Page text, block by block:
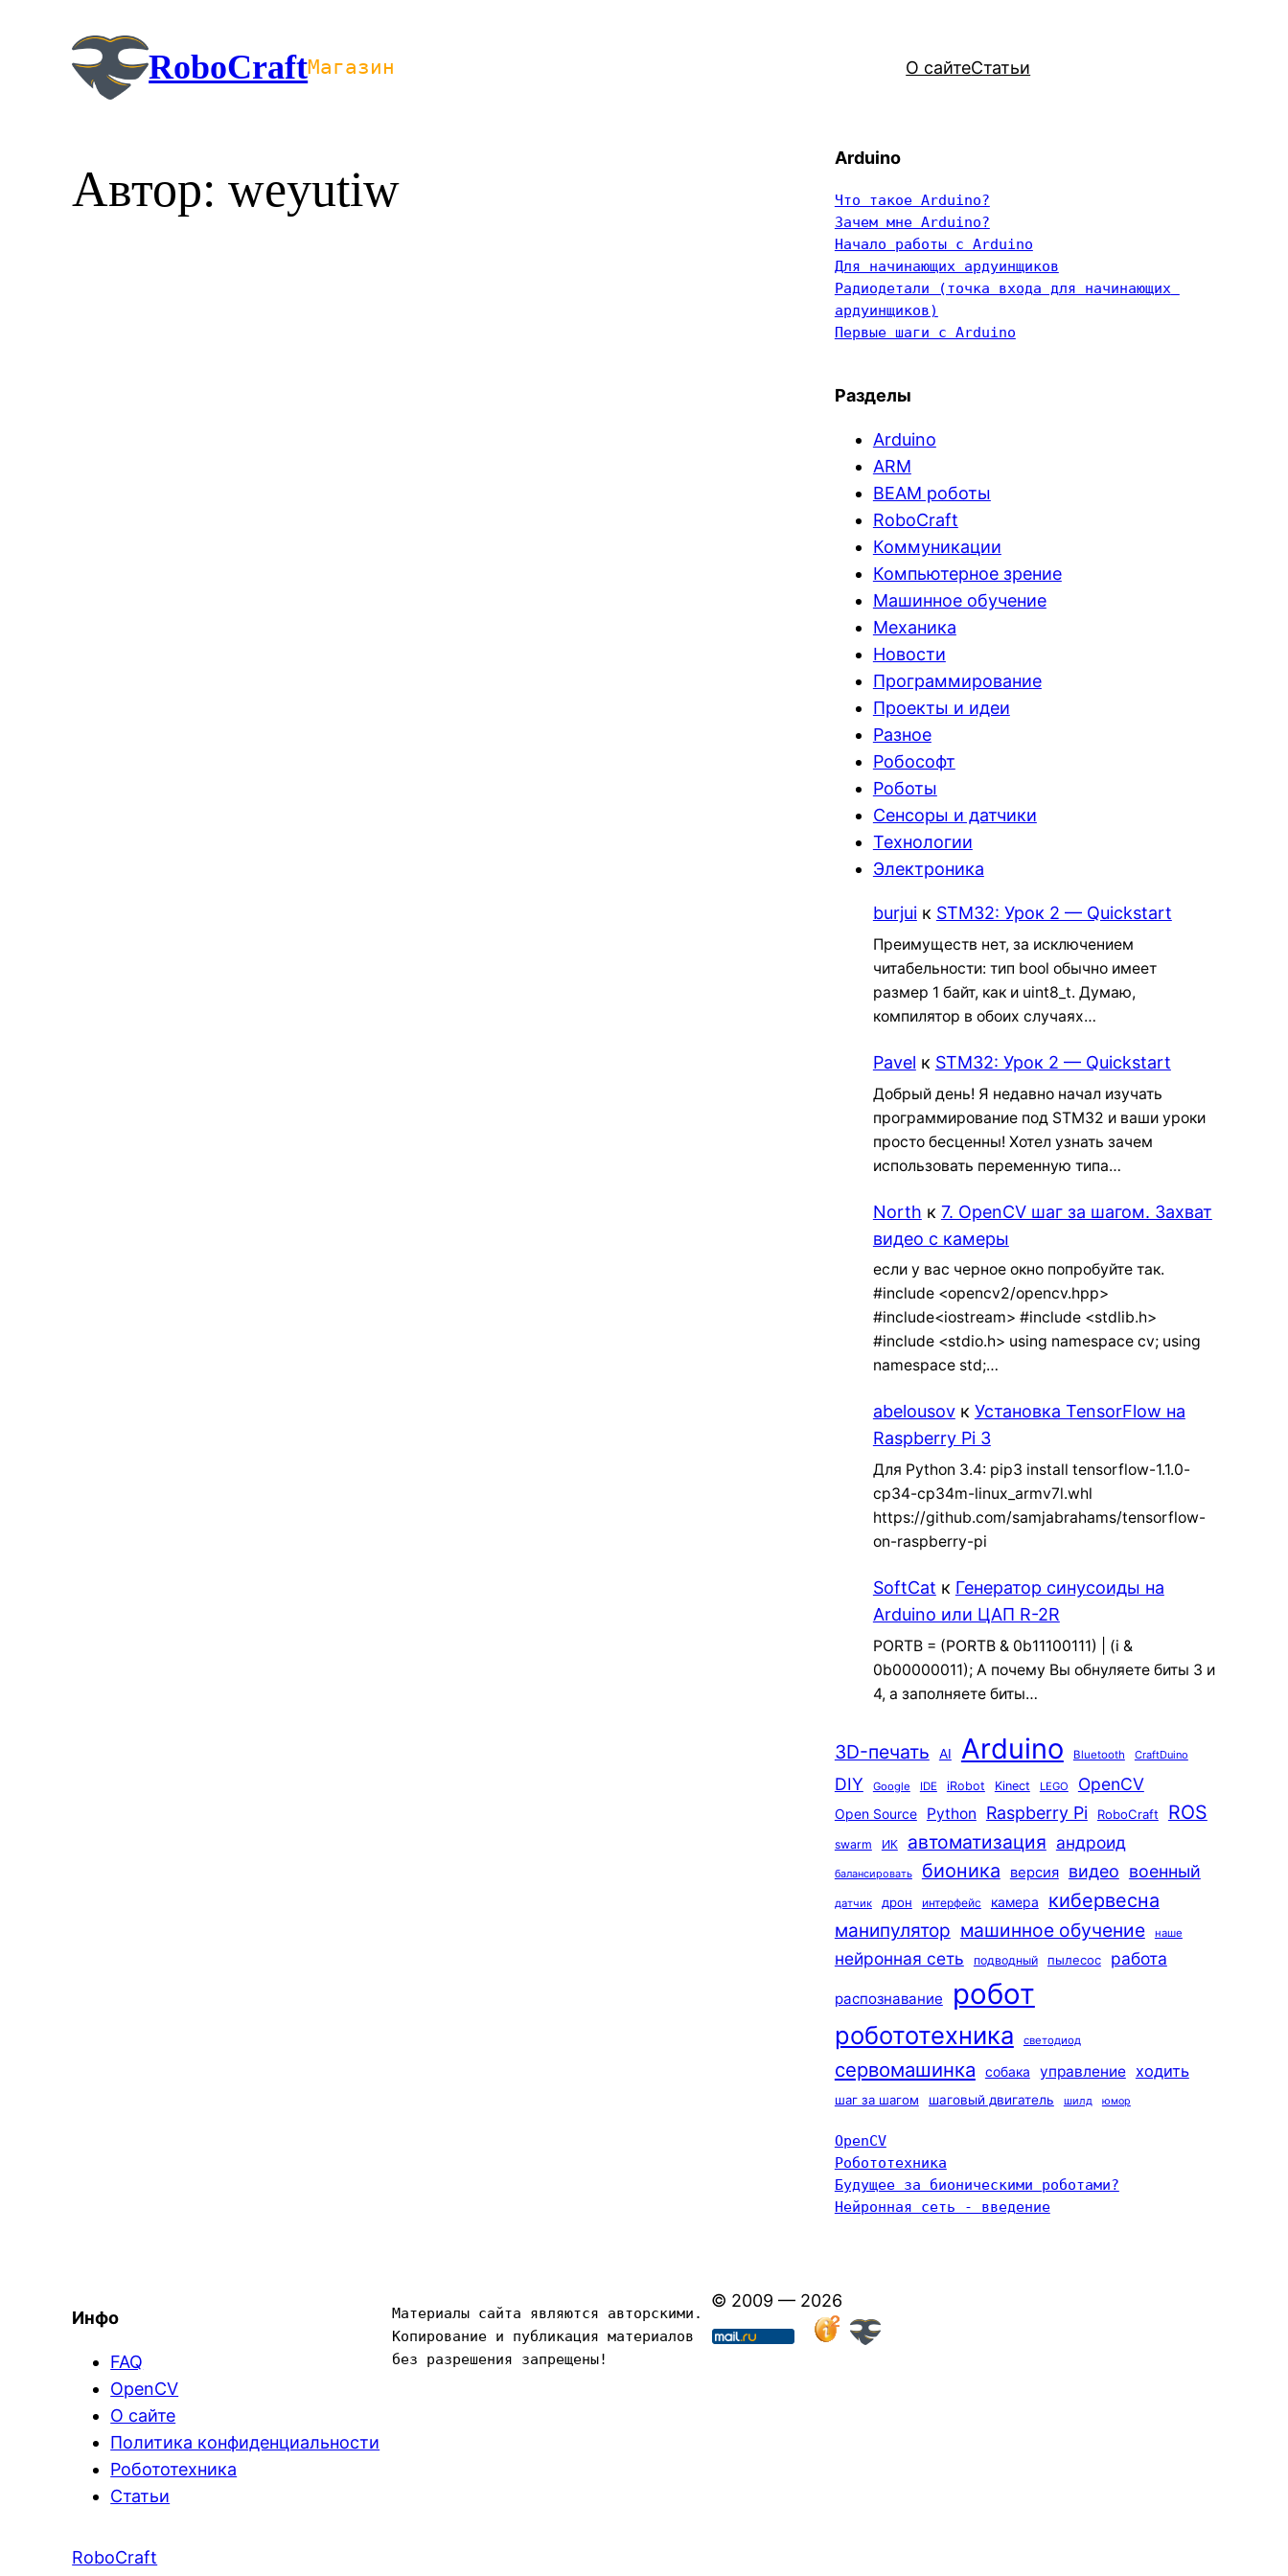
содержимому
RoboCraftМагазин О сайтеСтатьи
Автор:weyutiw
Arduino
Что такое Arduino?
Зачем мне Arduino?
Начало работы с Arduino
Для начинающих ардуинщиков
Радиодетали (точка входа для начинающих
ардуинщиков)
Первые шаги с Arduino
Разделы
Arduino
ARM
BEAM роботы
RoboCraft
Коммуникации
Компьютерное зрение
Машинное обучение
Механика
Новости
Программирование
Проекты и идеи
Разное
Робософт
Роботы
Сенсоры и датчики
Технологии
Электроника
burjuiк STM32: Урок 2 — Quickstart
Преимуществ нет, за исключением
читабельности: тип bool обычно имеет
размер 1 байт, как и uint8_t. Думаю,
компилятор в обоих случаях…
Pavel к STM32: Урок 2 — Quickstart
Добрый день! Я недавно начал изучать
программирование под STM32 и ваши уроки
просто бесценны! Хотел узнать зачем
использовать переменную типа…
North к 7. OpenCV шаг за шагом. Захват
видео с камеры
если у вас черное окно попробуйте так.
#include <opencv2/opencv.hpp>
#include<iostream> #include <stdlib.h>
#include <stdio.h> using namespace cv; using
namespace std;…
abelousovк Установка TensorFlow на
Raspberry Pi 3
Для Python 3.4: pip3 install tensorflow-1.1.0-
cp34-cp34m-linux_armv7l.whl
https://github.com/samjabrahams/tensorflow-
on-raspberry-pi
SoftCat к Генератор синусоиды на
Arduino или ЦАП R-2R
PORTB = (PORTB & 0b11100111) | (i &
0b00000011); А почему Вы обнуляете биты 3 и
4, а заполняете биты…
3D-печать AI Arduino Bluetooth CraftDuino
DIY Google IDE iRobot Kinect LEGO OpenCV
Open Source Python Raspberry Pi RoboCraft ROS
swarm ИК автоматизация андроид
балансировать бионика версия видео военный
датчик дрон интерфейс камера кибервесна
манипулятор машинное обучение наше
нейронная сеть подводный пылесос работа
распознавание робот
робототехника светодиод
сервомашинка собака управление ходить
шаг за шагом шаговый двигатель шилд юмор
OpenCV
Робототехника
Будущее за бионическими роботами?
Нейронная сеть - введение
Инфо
FAQ
OpenCV
О сайте
Политика конфиденциальности
Робототехника
Статьи
Материалы сайта являются авторскими.
Копирование и публикация материалов
без разрешения запрещены!
© 2009 — 2026
RoboCraft